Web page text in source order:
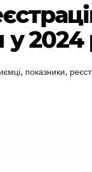
2024
, показники,